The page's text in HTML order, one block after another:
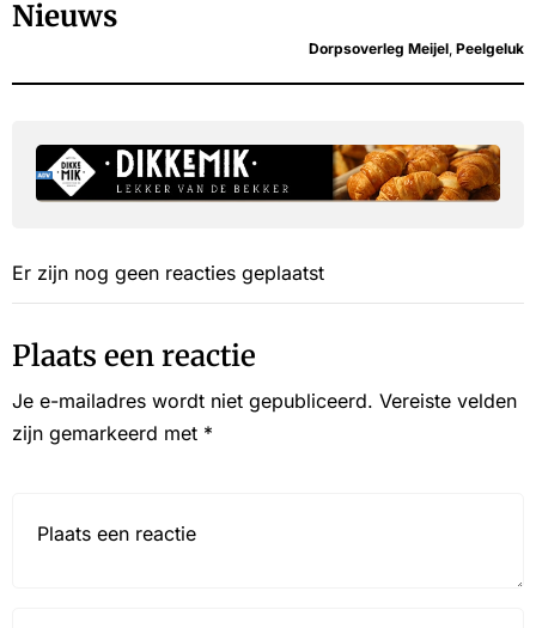
Nieuws
Dorpsoverleg Meijel, Peelgeluk
Er zijn nog geen reacties geplaatst
Plaats een reactie
Je e-mailadres wordt niet gepubliceerd. Vereiste velden
zijn gemarkeerd met *